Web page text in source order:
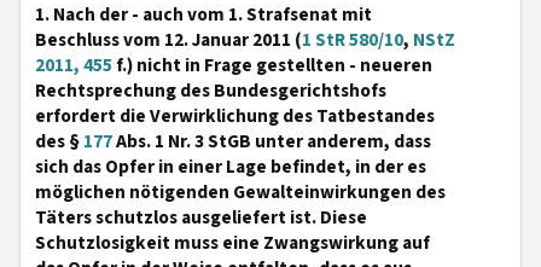
1. Nach der - auch vom 1. Strafsenat mit
Beschluss vom 12. Januar 2011 (1 StR 580/10, NStZ
2011, 455f.) nicht in Frage gestellten - neueren
Rechtsprechung des Bundesgerichtshofs
erfordert die Verwirklichung des Tatbestandes
des §177Abs. 1 Nr. 3 StGB unter anderem, dass
sich das Opfer in einer Lage befindet, in der es
möglichen nötigenden Gewalteinwirkungen des
Täters schutzlos ausgeliefert ist. Diese
Schutzlosigkeit muss eine Zwangswirkung auf